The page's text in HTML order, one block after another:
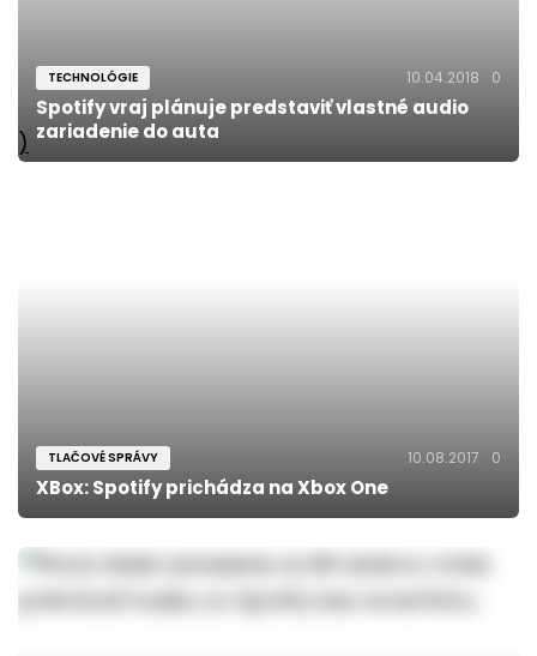
)
TECHNOLÓGIE 10.04.2018 0
Spotify vraj plánuje predstaviť vlastné audio
zariadenie do auta
TLAČOVÉ SPRÁVY 10.08.2017 0
XBox: Spotify prichádza na Xbox One